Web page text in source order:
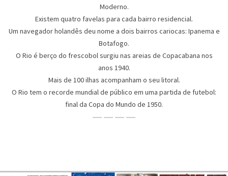
Moderno.
Existem quatro favelas para cada bairro residencial.
Um navegador holandês deu nome a dois bairros cariocas: Ipanema e
Botafogo.
O Rio é berço do frescobol surgiu nas areias de Copacabana nos
anos 1940.
Mais de 100 ilhas acompanham o seu litoral.
O Rio tem o recorde mundial de público em uma partida de futebol:
final da Copa do Mundo de 1950.